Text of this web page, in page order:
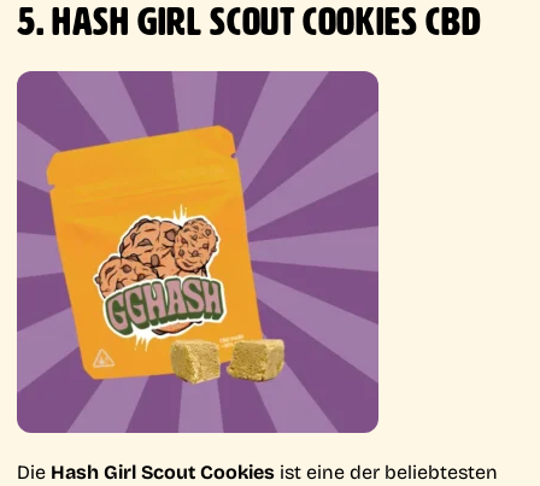
5. HASH GIRL SCOUT COOKIES CBD
Die Hash Girl Scout Cookies ist eine der beliebtesten